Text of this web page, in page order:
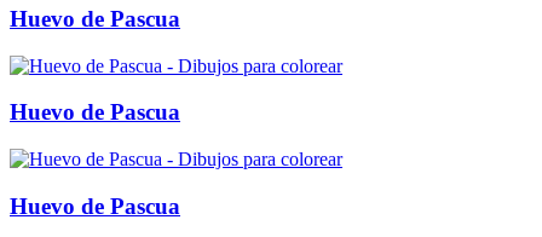
Huevo de Pascua
Huevo de Pascua
Huevo de Pascua